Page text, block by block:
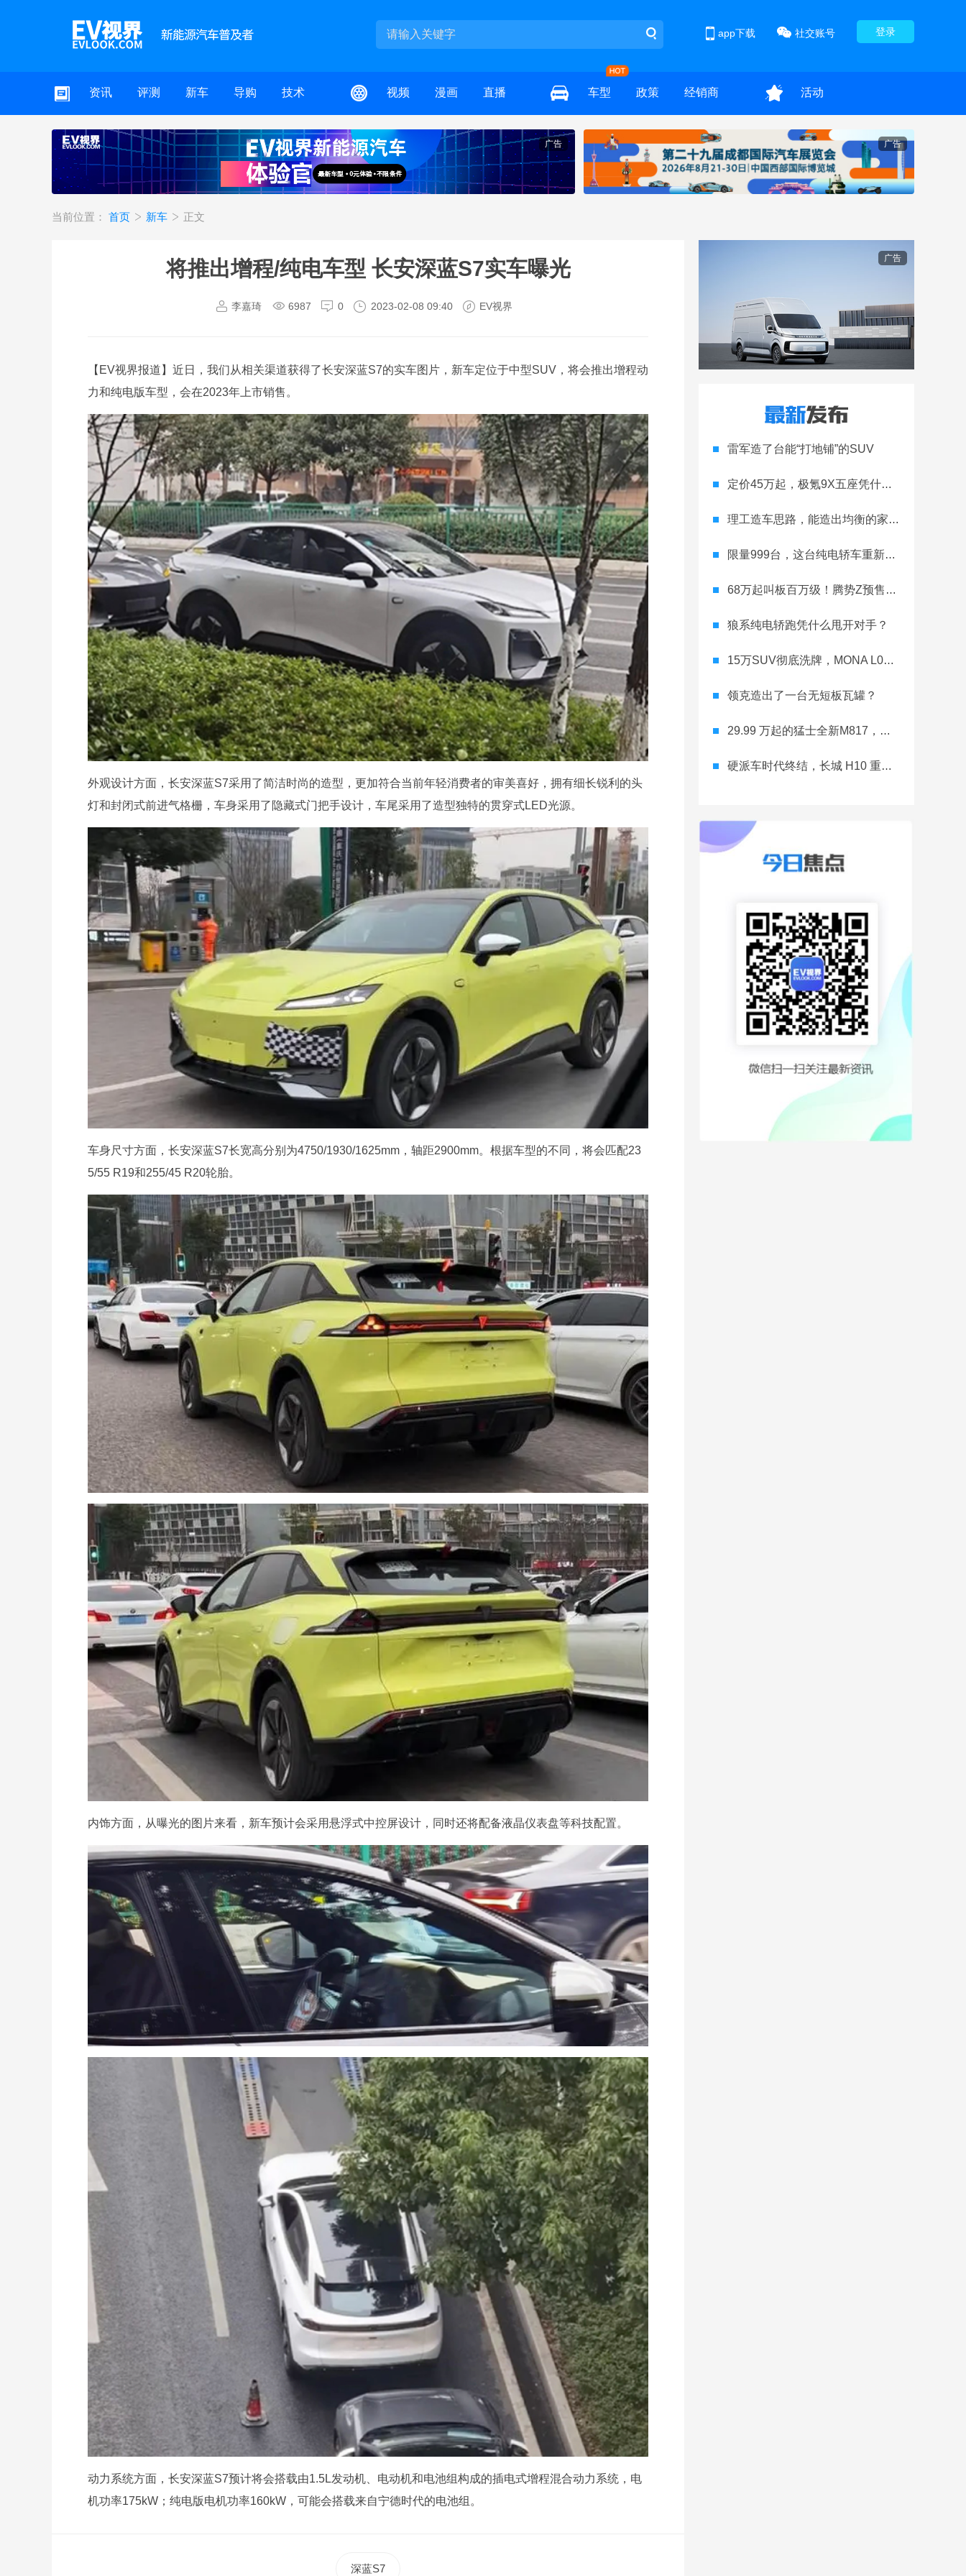
登录
社交账号
app下载
资讯 评测 新车 导购 技术 视频 漫画 直播 车型 政策 经销商 活动
广告 广告
当前位置： 首页 新车 正文
将推出增程/纯电车型 长安深蓝S7实车曝光
李嘉琦 6987 0 2023-02-08 09:40 EV视界
【EV视界报道】近日，我们从相关渠道获得了长安深蓝S7的实车图片，新车定位于中型SUV，将会推出增程动
力和纯电版车型，会在2023年上市销售。
外观设计方面，长安深蓝S7采用了简洁时尚的造型，更加符合当前年轻消费者的审美喜好，拥有细长锐利的头
灯和封闭式前进气格栅，车身采用了隐藏式门把手设计，车尾采用了造型独特的贯穿式LED光源。
车身尺寸方面，长安深蓝S7长宽高分别为4750/1930/1625mm，轴距2900mm。根据车型的不同，将会匹配23
5/55 R19和255/45 R20轮胎。
内饰方面，从曝光的图片来看，新车预计会采用悬浮式中控屏设计，同时还将配备液晶仪表盘等科技配置。
动力系统方面，长安深蓝S7预计将会搭载由1.5L发动机、电动机和电池组构成的插电式增程混合动力系统，电
机功率175kW；纯电版电机功率160kW，可能会搭载来自宁德时代的电池组。
深蓝S7
广告
雷军造了台能“打地铺”的SUV
定价45万起，极氪9X五座凭什么领跑高端
理工造车思路，能造出均衡的家用轿跑吗
限量999台，这台纯电轿车重新定义运动家用
68万起叫板百万级！腾势Z预售开启
狼系纯电轿跑凭什么甩开对手？
15万SUV彻底洗牌，MONA L03直接降维打击
领克造出了一台无短板瓦罐？
29.99 万起的猛士全新M817，从此越野不靠老司机
硬派车时代终结，长城 H10 重新洗牌